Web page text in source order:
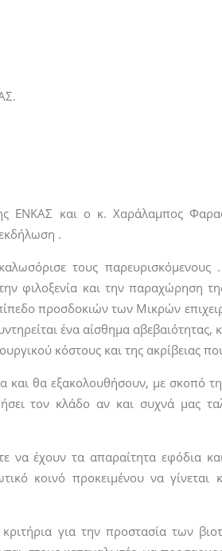
ΕΝΚΑΣ και ο κ. Χαράλαμπος
.
τους
φιλοξενία και την παραχώρηση
προσδοκιών των Μικρών
ένα αίσθημα αβεβαιότητας,
κόστους και της ακρίβειας
θα εξακολουθήσουν, με σκοπό
τον κλάδο αν και συχνά μας
έχουν τα απαραίτητα εφόδια
κοινό προκειμένου να
για την προστασία των